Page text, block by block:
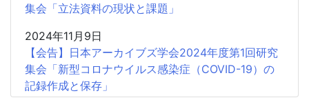
集会「立法資料の現状と課題」
2024年11月9日
【会告】日本アーカイブズ学会2024年度第1回研究
集会「新型コロナウイルス感染症（COVID-19）の
記録作成と保存」